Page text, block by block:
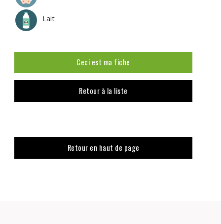
Lait
Ceci est ma fiche
Retour à la liste
Retour en haut de page